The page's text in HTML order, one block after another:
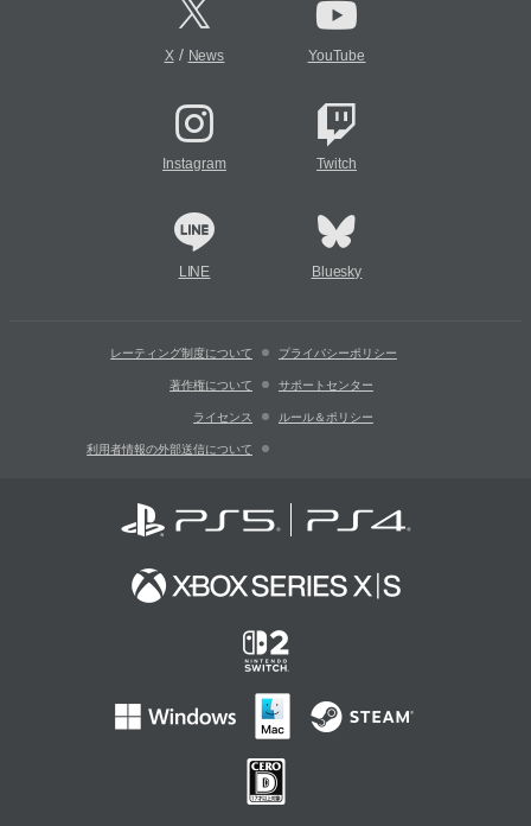
X/ News YouTube
Instagram Twitch
LINE Bluesky
レーティング制度について プライバシーポリシー
著作権について サポートセンター
ライセンス ルール＆ポリシー
利用者情報の外部送信について